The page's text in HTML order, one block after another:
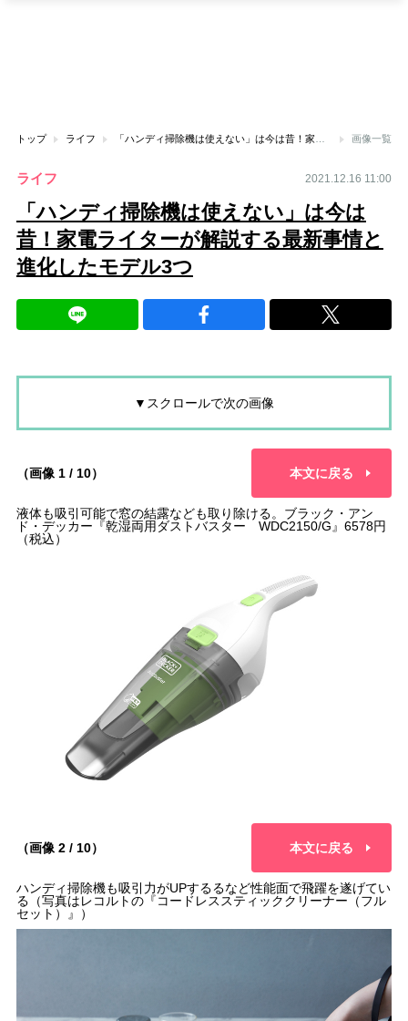
トップ ライフ 画像一覧
ライフ 2021.12.16 11:00
「ハンディ掃除機は使えない」は今は
昔！家電ライターが解説する最新事情と
進化したモデル3つ
▼スクロールで次の画像
（画像 1 / 10） 本文に戻る
液体も吸引可能で窓の結露なども取り除ける。ブラック・アン
ド・デッカー『乾湿両用ダストバスター WDC2150/G』6578円
（税込）
（画像 2 / 10） 本文に戻る
ハンディ掃除機も吸引力がUPするるなど性能面で飛躍を遂げてい
る（写真はレコルトの『コードレススティッククリーナー（フル
セット）』）